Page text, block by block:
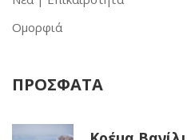
Ομορφιά
ΠΡΟΣΦΑΤΑ